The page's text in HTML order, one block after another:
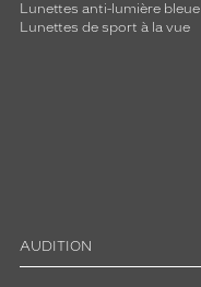
Lunettes anti-lumière bleue
Lunettes de sport à la vue
AUDITION